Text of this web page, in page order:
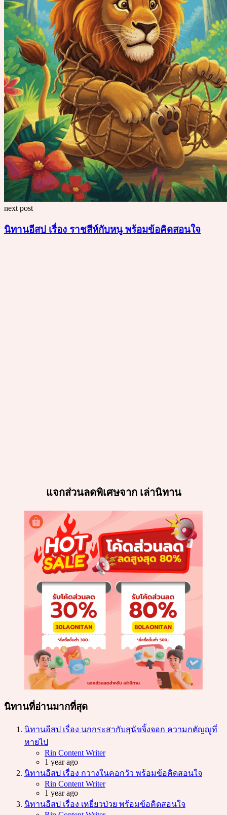
next post
นิทานอีสป เรื่อง ราชสีห์กับหนู พร้อมข้อคิดสอนใจ
แจกส่วนลดพิเศษจาก เล่านิทาน
นิทานที่อ่านมากที่สุด
นิทานอีสป เรื่อง นกกระสากับสุนัขจิ้งจอก ความกตัญญูที่
หายไป
Posted
Rin Content Writer
1 year ago
นิทานอีสป เรื่อง กวางในคอกวัว พร้อมข้อคิดสอนใจ
Posted
Rin Content Writer
1 year ago
นิทานอีสป เรื่อง เหยี่ยวป่วย พร้อมข้อคิดสอนใจ